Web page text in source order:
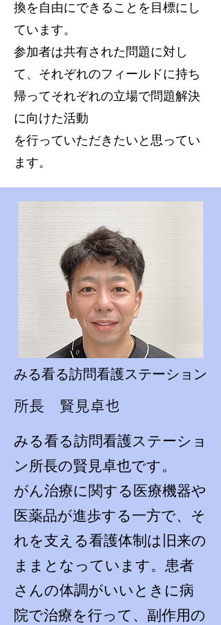
換を自由にできることを目標にし
ています。
参加者は共有された問題に対し
て、それぞれのフィールドに持ち
帰ってそれぞれの立場で問題解決
に向けた活動
を行っていただきたいと思ってい
ます。
みる看る訪問看護ステーション
所長 賢見卓也
みる看る訪問看護ステーショ
ン所長の賢見卓也です。
がん治療に関する医療機器や
医薬品が進歩する一方で、そ
れを支える看護体制は旧来の
ままとなっています。患者
さんの体調がいいときに病
院で治療を行って、副作用の